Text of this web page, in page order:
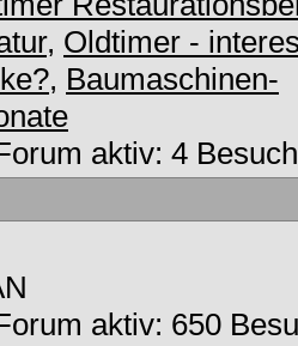
, Oldtimer -
, Baumaschinen-
aktiv: 4
aktiv: 650